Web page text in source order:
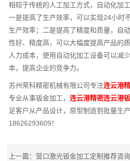
相较于传统的人工加工方式，自动化加
一是提高了生产效率，可以实现24小时
生产效率；二是提高了精度和质量，自
性好、精度高，可以大幅度提高产品的
人力成本，使用自动化加工设备可以减
本，提高企业的竞争力。
苏州荣科精密机械有限公司专注连云港
专业从事钣金加工，连云港精密连云港
足客户从产品设计，原型制造到批量生
18626293609！
上一篇： 营口激光钣金加工定制推荐咨询